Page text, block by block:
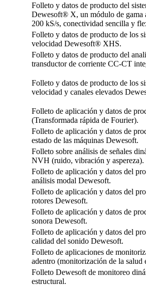
Folleto y datos de producto del
Dewesoft® X, un módulo de gama
200 kS/s, conectividad sencilla y
Folleto y datos de producto de los
velocidad Dewesoft® XHS.
Folleto y datos de producto del
transductor de corriente CC-CT
Folleto y datos de producto de los
velocidad y canales elevados
Folleto de aplicación y datos de
(Transformada rápida de Fourier).
Folleto de aplicación y datos de
estado de las máquinas Dewesoft.
Folleto sobre análisis de señales
NVH (ruido, vibración y aspereza).
Folleto de aplicación y datos del
análisis modal Dewesoft.
Folleto de aplicación y datos del
rotores Dewesoft.
Folleto de aplicación y datos de
sonora Dewesoft.
Folleto de aplicación y datos del
calidad del sonido Dewesoft.
Folleto de aplicaciones de
adentro (monitorización de la salud
Folleto Dewesoft de monitoreo
estructural.